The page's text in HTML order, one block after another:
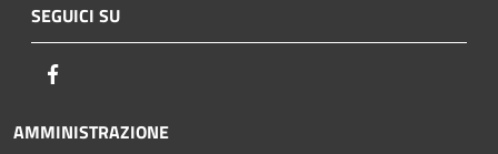
SEGUICI SU
AMMINISTRAZIONE